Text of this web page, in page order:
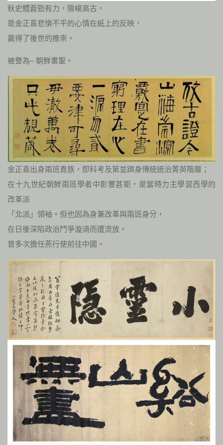
秋史體蒼勁有力，險峻高古，
是金正喜悲憤不平的心情在紙上的反映，
贏得了後世的推崇。
被譽為– 朝鮮書聖。
金正喜出身兩班貴族，即科考及第並躋身傳統統治菁英階層；
在十九世紀朝鮮兩班學者中影響甚鉅，是當時力主學習西學的
改革派
「北派」領袖。但也因為身兼改革與兩班身分，
在日後深陷政治鬥爭漩渦而遭流放。
曾多次擔任燕行使前往中國。